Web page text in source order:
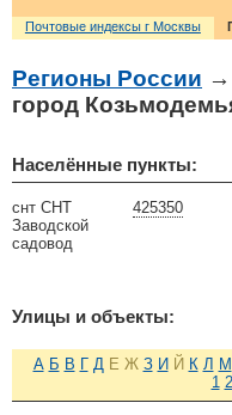
Почтовые индексы г Москвы
Регионы России →
город
Населённые пункты:
425350
снт СНТ
Заводской
садовод
Улицы и объекты:
А Б В Г Д Е Ж З И Й К Л М
1 2